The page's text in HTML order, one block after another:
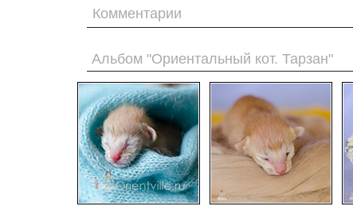
Комментарии
Альбом "Ориентальный кот. Тарзан"